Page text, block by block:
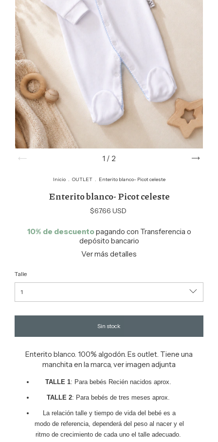
1 / 2
Inicio . OUTLET . Enterito blanco- Picot celeste
Enterito blanco- Picot celeste
$67.66 USD
10% de descuentopagando con Transferencia o
depósito bancario
Ver más detalles
Talle
Enterito blanco. 100% algodón. Es outlet. Tiene una
manchita en la marca, ver imagen adjunta
TALLE 1: Para bebés Recién nacidos aprox.
TALLE 2: Para bebés de tres meses aprox.
La relación talle y tiempo de vida del bebé es a
modo de referencia, dependerá del peso al nacer y el
ritmo de crecimiento de cada uno el talle adecuado.